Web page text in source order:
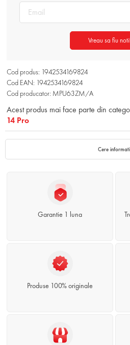
Vreau sa fiu
Cod produs: 1942534169824
Cod EAN: 1942534169824
Cod producator: MPU63ZM/A
Acest produs mai face parte din
14 Pro
Cere
Garantie 1 luna
Produse 100% originale